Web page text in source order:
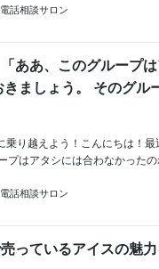
電話相談サロン
ああ、このグループ
ましょう。 そのグル
乗り越えよう！こんにちは！
プはアタシには合わなかった
電話相談サロン
っているアイスの魅